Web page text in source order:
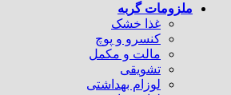
ملزومات گربه
غذا خشک
کنسرو و پوچ
مالت و مکمل
تشویقی
لوزام بهداشتی